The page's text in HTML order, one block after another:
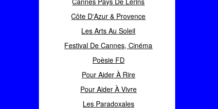
Côte D'Azur & Provence
Les Arts Au Soleil
Festival De Cannes, Cinéma
Poèsie FD
Pour Aider À Rire
Pour Aider À Vivre
Les Paradoxales